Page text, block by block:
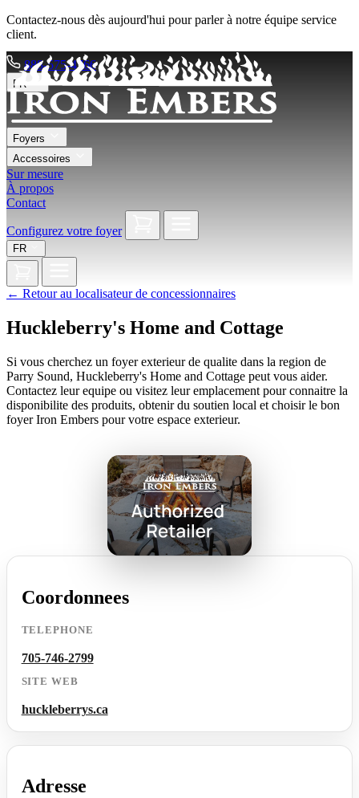
Contactez-nous dès aujourd'hui pour parler à notre équipe service
client.
888-575-4766
FR
Foyers
Accessoires
Sur mesure
À propos
Contact
Configurez votre foyer
FR
← Retour au localisateur de concessionnaires
Huckleberry's Home and Cottage
Si vous cherchez un foyer exterieur de qualite dans la region de
Parry Sound, Huckleberry's Home and Cottage peut vous aider.
Contactez leur equipe ou visitez leur emplacement pour connaitre la
disponibilite des produits, obtenir du soutien local et choisir le bon
foyer Iron Embers pour votre espace exterieur.
Coordonnees
TELEPHONE
705-746-2799
SITE WEB
huckleberrys.ca
Adresse